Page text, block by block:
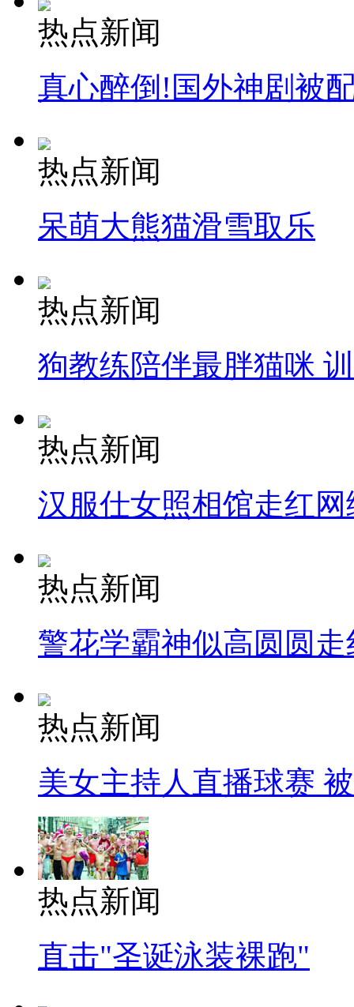
热点新闻
真心醉倒!国外神剧被
热点新闻
呆萌大熊猫滑雪取乐
热点新闻
狗教练陪伴最胖猫咪
热点新闻
汉服仕女照相馆走红网
热点新闻
警花学霸神似高圆圆走
热点新闻
美女主持人直播球赛
热点新闻
直击"圣诞泳装裸跑"